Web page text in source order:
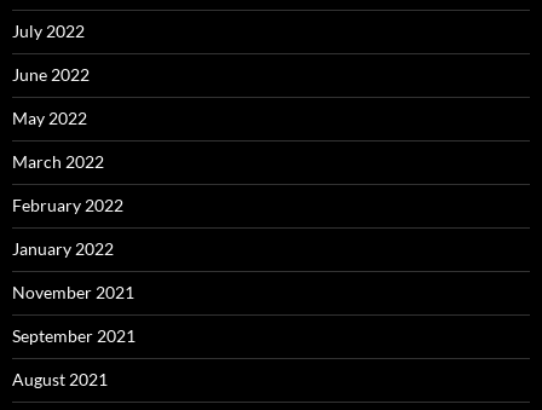
July 2022
June 2022
May 2022
March 2022
February 2022
January 2022
November 2021
September 2021
August 2021